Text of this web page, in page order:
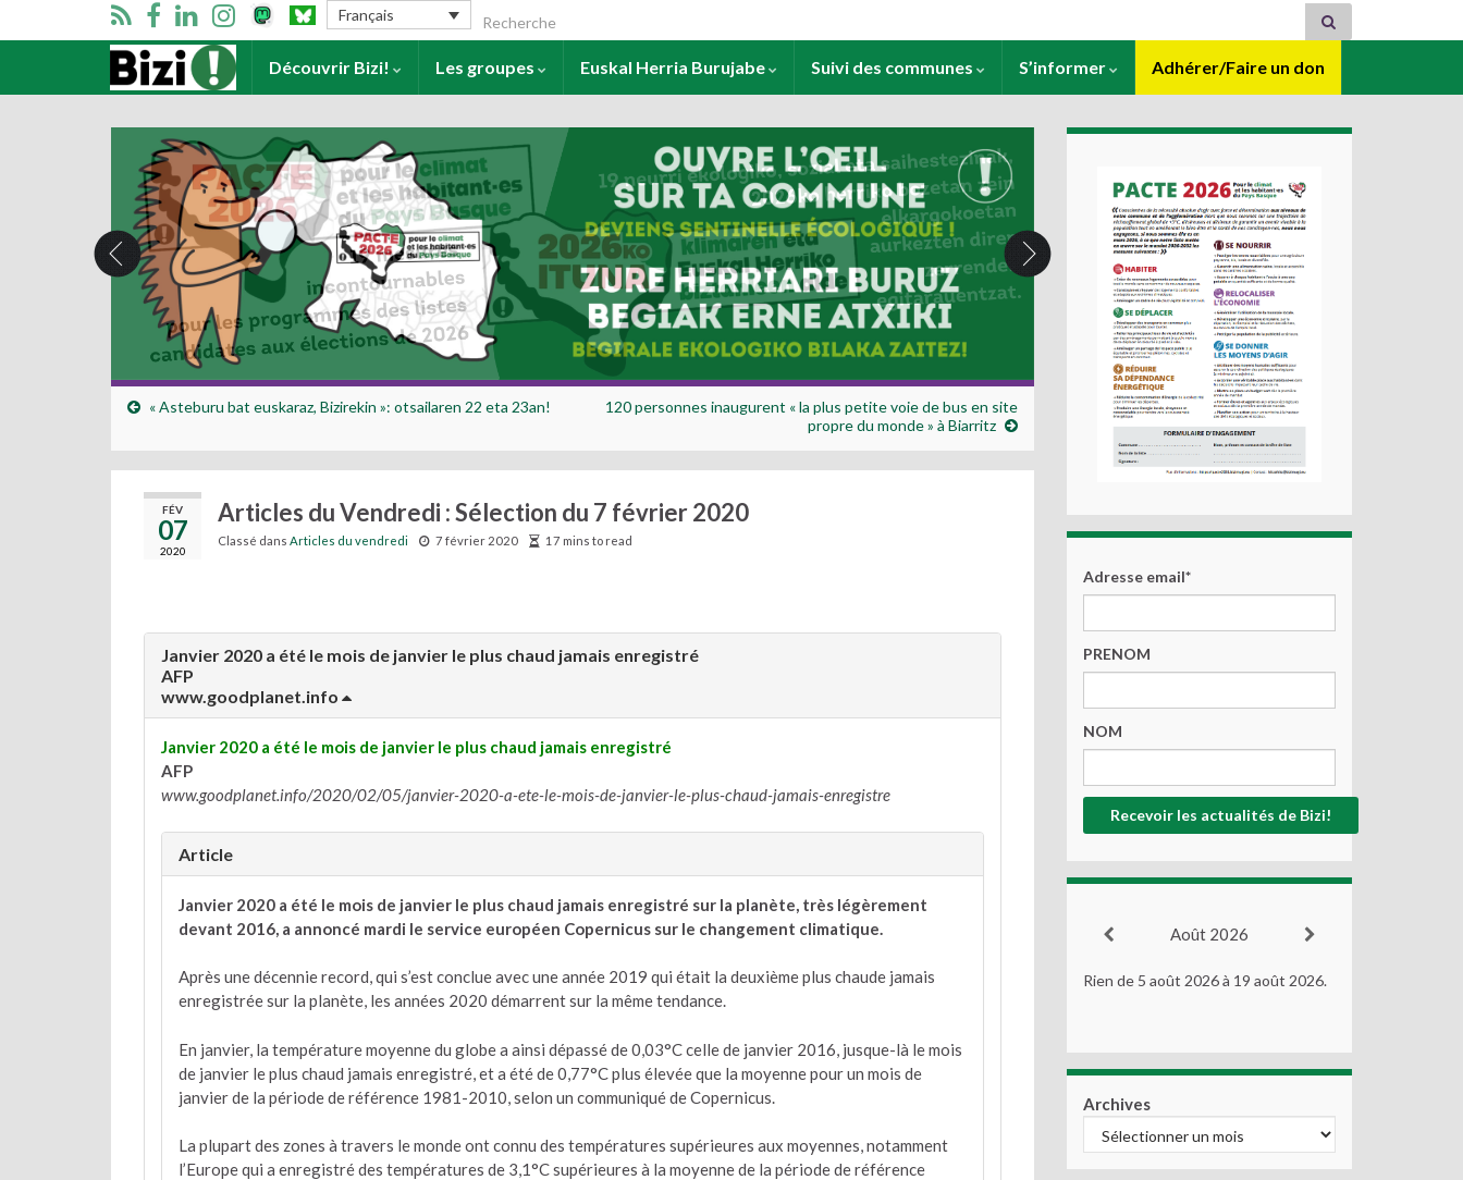
Français Search for:
Accueil Découvrir Bizi! Les groupes Euskal Herria Burujabe Suivi des communes S’informer Adhérer/Faire un don
« Asteburu bat euskaraz, Bizirekin »: otsailaren 22 eta 23an!
120 personnes inaugurent « la plus petite voie de bus en site
propre du monde » à Biarritz
FÉV
07
2020
Articles du Vendredi : Sélection du 7 février 2020
Classé dans Articles du vendredi 7 février 2020 17 mins to read
Janvier 2020 a été le mois de janvier le plus chaud jamais enregistré
AFP
www.goodplanet.info
Janvier 2020 a été le mois de janvier le plus chaud jamais enregistré
AFP
www.goodplanet.info/2020/02/05/janvier-2020-a-ete-le-mois-de-janvier-le-plus-chaud-jamais-enregistre
Article
Janvier 2020 a été le mois de janvier le plus chaud jamais enregistré sur la planète, très légèrement
devant 2016, a annoncé mardi le service européen Copernicus sur le changement climatique.
Après une décennie record, qui s’est conclue avec une année 2019 qui était la deuxième plus chaude jamais
enregistrée sur la planète, les années 2020 démarrent sur la même tendance.
En janvier, la température moyenne du globe a ainsi dépassé de 0,03°C celle de janvier 2016, jusque-là le mois
de janvier le plus chaud jamais enregistré, et a été de 0,77°C plus élevée que la moyenne pour un mois de
janvier de la période de référence 1981-2010, selon un communiqué de Copernicus.
La plupart des zones à travers le monde ont connu des températures supérieures aux moyennes, notamment
l’Europe qui a enregistré des températures de 3,1°C supérieures à la moyenne de la période de référence
Adresse email*
PRENOM
NOM
Août 2026
Rien de 5 août 2026 à 19 août 2026.
Archives